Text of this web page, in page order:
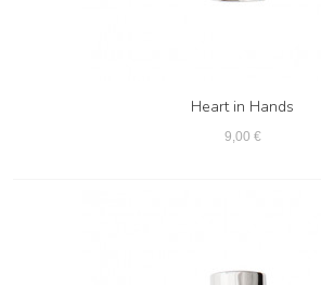
Heart in Hands
9,00 €